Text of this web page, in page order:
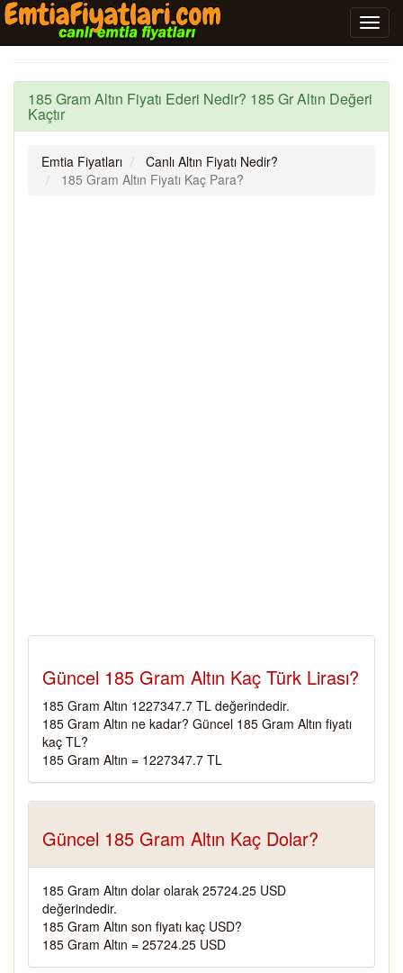
185 Gram Altın Fiyatı Ederi Nedir? 185 Gr Altın Değeri
Kaçtır
Emtia Fiyatları
Canlı Altın Fiyatı Nedir?
185 Gram Altın Fiyatı Kaç Para?
Güncel 185 Gram Altın Kaç Türk Lirası?
185 Gram Altın 1227347.7 TL değerindedir.
185 Gram Altın ne kadar? Güncel 185 Gram Altın fiyatı
kaç TL?
185 Gram Altın = 1227347.7 TL
Güncel 185 Gram Altın Kaç Dolar?
185 Gram Altın dolar olarak 25724.25 USD
değerindedir.
185 Gram Altın son fiyatı kaç USD?
185 Gram Altın = 25724.25 USD